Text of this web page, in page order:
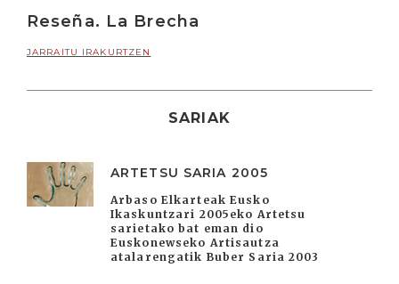
Reseña. La Brecha
JARRAITU IRAKURTZEN
SARIAK
ARTETSU SARIA 2005
Arbaso Elkarteak Eusko
Ikaskuntzari 2005eko Artetsu
sarietako bat eman dio
Euskonewseko Artisautza
atalarengatik Buber Saria 2003